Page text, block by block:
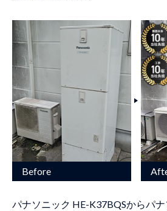
パナソニック HE-K37BQSからパナ